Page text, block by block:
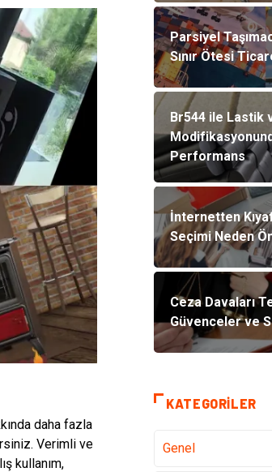
daha fazla
Verimli ve
kullanım,
Parsiyel
Sınır Ötesi
Br544 ile Lastik
Performans
İnternetten
Seçimi Neden
Ceza Davaları
Güvenceler ve
KATEGORILER
Genel